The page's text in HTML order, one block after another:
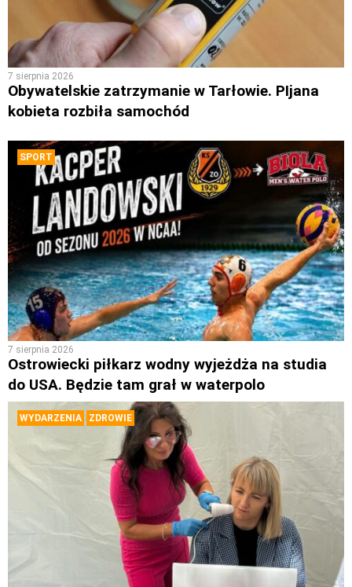
7 sierpnia 2026
Obywatelskie zatrzymanie w Tarłowie. PIjana
kobieta rozbiła samochód
SPORT
7 sierpnia 2026
Ostrowiecki piłkarz wodny wyjeżdża na studia
do USA. Będzie tam grał w waterpolo
WYDARZENIA ZDROWIE